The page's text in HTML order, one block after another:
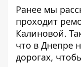
Ранее мы
проходит
Калиновой.
что в Днепре
дорогах,